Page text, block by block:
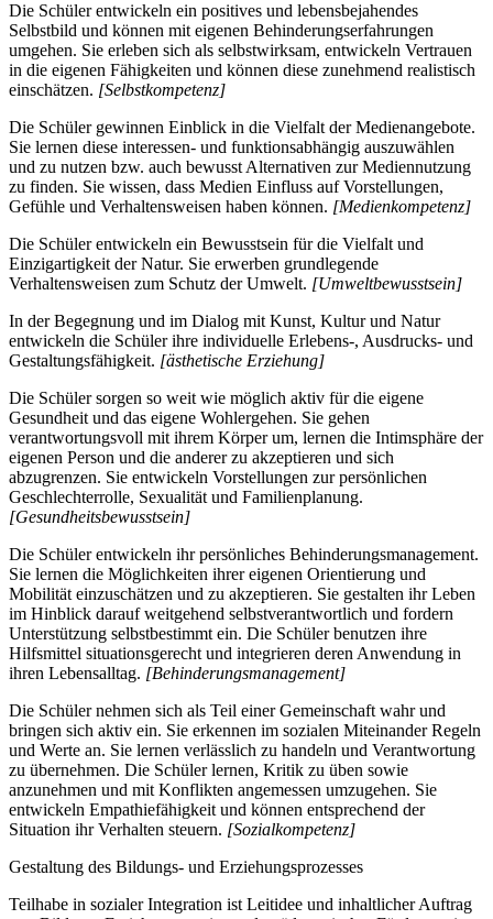
Die Schüler entwickeln ein positives und lebensbejahendes
Selbstbild und können mit eigenen Behinderungserfahrungen
umgehen. Sie erleben sich als selbstwirksam, entwickeln Vertrauen
in die eigenen Fähigkeiten und können diese zunehmend realistisch
einschätzen. [Selbstkompetenz]
Die Schüler gewinnen Einblick in die Vielfalt der Medienangebote.
Sie lernen diese interessen- und funktionsabhängig auszuwählen
und zu nutzen bzw. auch bewusst Alternativen zur Mediennutzung
zu finden. Sie wissen, dass Medien Einfluss auf Vorstellungen,
Gefühle und Verhaltensweisen haben können. [Medienkompetenz]
Die Schüler entwickeln ein Bewusstsein für die Vielfalt und
Einzigartigkeit der Natur. Sie erwerben grundlegende
Verhaltensweisen zum Schutz der Umwelt. [Umweltbewusstsein]
In der Begegnung und im Dialog mit Kunst, Kultur und Natur
entwickeln die Schüler ihre individuelle Erlebens-, Ausdrucks- und
Gestaltungsfähigkeit. [ästhetische Erziehung]
Die Schüler sorgen so weit wie möglich aktiv für die eigene
Gesundheit und das eigene Wohlergehen. Sie gehen
verantwortungsvoll mit ihrem Körper um, lernen die Intimsphäre der
eigenen Person und die anderer zu akzeptieren und sich
abzugrenzen. Sie entwickeln Vorstellungen zur persönlichen
Geschlechterrolle, Sexualität und Familienplanung.
[Gesundheitsbewusstsein]
Die Schüler entwickeln ihr persönliches Behinderungsmanagement.
Sie lernen die Möglichkeiten ihrer eigenen Orientierung und
Mobilität einzuschätzen und zu akzeptieren. Sie gestalten ihr Leben
im Hinblick darauf weitgehend selbstverantwortlich und fordern
Unterstützung selbstbestimmt ein. Die Schüler benutzen ihre
Hilfsmittel situationsgerecht und integrieren deren Anwendung in
ihren Lebensalltag. [Behinderungsmanagement]
Die Schüler nehmen sich als Teil einer Gemeinschaft wahr und
bringen sich aktiv ein. Sie erkennen im sozialen Miteinander Regeln
und Werte an. Sie lernen verlässlich zu handeln und Verantwortung
zu übernehmen. Die Schüler lernen, Kritik zu üben sowie
anzunehmen und mit Konflikten angemessen umzugehen. Sie
entwickeln Empathiefähigkeit und können entsprechend der
Situation ihr Verhalten steuern. [Sozialkompetenz]
Gestaltung des Bildungs- und Erziehungsprozesses
Teilhabe in sozialer Integration ist Leitidee und inhaltlicher Auftrag